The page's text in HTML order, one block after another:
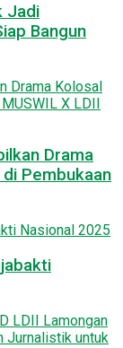
Jadi
Bangun
Drama
Pembukaan